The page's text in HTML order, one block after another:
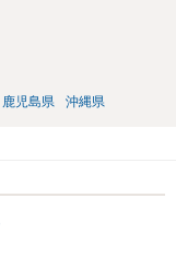
鹿児島県 沖縄県